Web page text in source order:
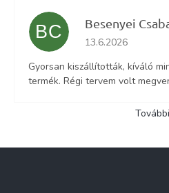
BC Besenyei
Az áruház
13.6.2026
Gyorsan kiszállították, kíváló
termék. Régi tervem volt